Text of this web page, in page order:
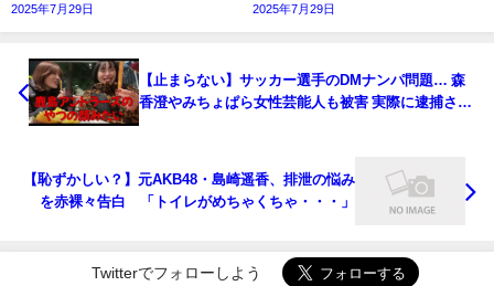
2025年7月29日 2025年7月29日
【止まらない】サッカー選手のDMナンパ問題… 森
香澄やみちょぱら女性芸能人も被害 実際に逮捕され
【恥ずかしい？】元AKB48・島崎遥香、排泄の悩み
を赤裸々告白 「トイレがめちゃくちゃ・・・」
Twitterでフォローしよう